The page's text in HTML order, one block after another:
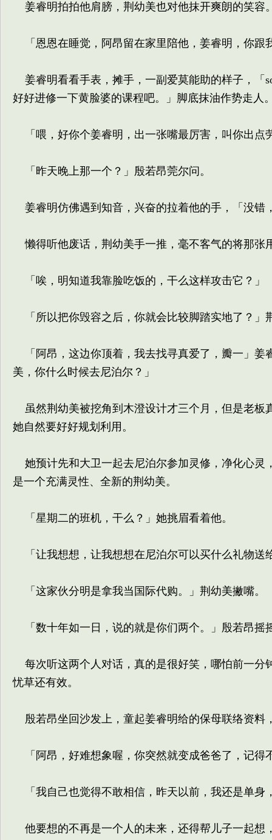
姜睿明拍拍他肩膀，荆幼美也对他抹开爽朗的笑容
「恩恩在睡觉，阿昂留在家里陪他，姜睿明，你跟
姜睿明看看手表，摊手，一副爱莫能助的样子，「
好好进修一下黄脸婆的课程吧。」脚底抹油作势走人
「喂，好你个姜睿明，出一张嘴最厉害，叫你出点
「昨天晚上那一个？」殷若昂莞尔问。
姜睿明仿佛遇到知音，兴奋的拉着他的手，「没
懒得听他废话，荆幼美手一推，毫不客气的将那张
「唉，明知道我靠脸吃饭的，干么这样攻击它？」
「所以把你毁容之后，你就会比较脚踏实地了？」
「阿昂，这边你顶着，我去找寻真爱了，瓣一」姜
美，你什么时候去尼泊尔？」
虽然荆幼美被挖角到木澄设计才三个月，但是老板
她自然要好好规划利用。
她预计先和大卫一起去尼泊尔参加灵修，净化心灵
是一个充满灵性、全新的荆幼美。
「星期二的班机，干么？」她挑眉看着他。
「让我想想，让我想想在尼泊尔可以买什么礼物送
「这家伙分明是拿我当国际代购。」荆幼美撇嘴。
「数十年如一日，说的就是你们两个。」殷若昂摇
每次听这两个人对话，真的是很好笑，哪怕前一分
忧草还有效。
殷若昂坐回沙发上，童起姜睿明给的保母联络资
「阿昂，好难想象喔，你突然就变成爸爸了，记得
「我自己也觉得不敢相信，昨天以前，我还是单身
他要想的不再是一个人的未来，还得帮儿子一起想